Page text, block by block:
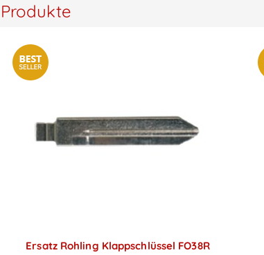
Ersatz Rohling Klappschlüssel FO38R